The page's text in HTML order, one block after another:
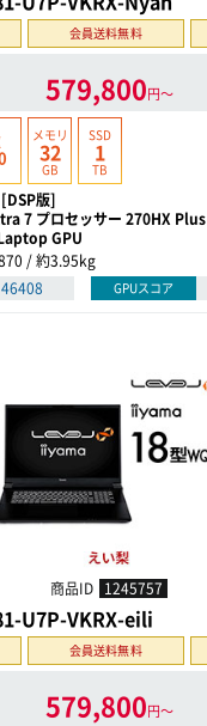
会員送料無料
579,800円〜
メモリ
32
GB
SSD
1
TB
版]
7 プロセッサー 270HX Plus
GPU
/ 約3.95kg
46408 GPUスコア
商品ID 1245757
U7P-VKRX-eili
会員送料無料
579,800円〜